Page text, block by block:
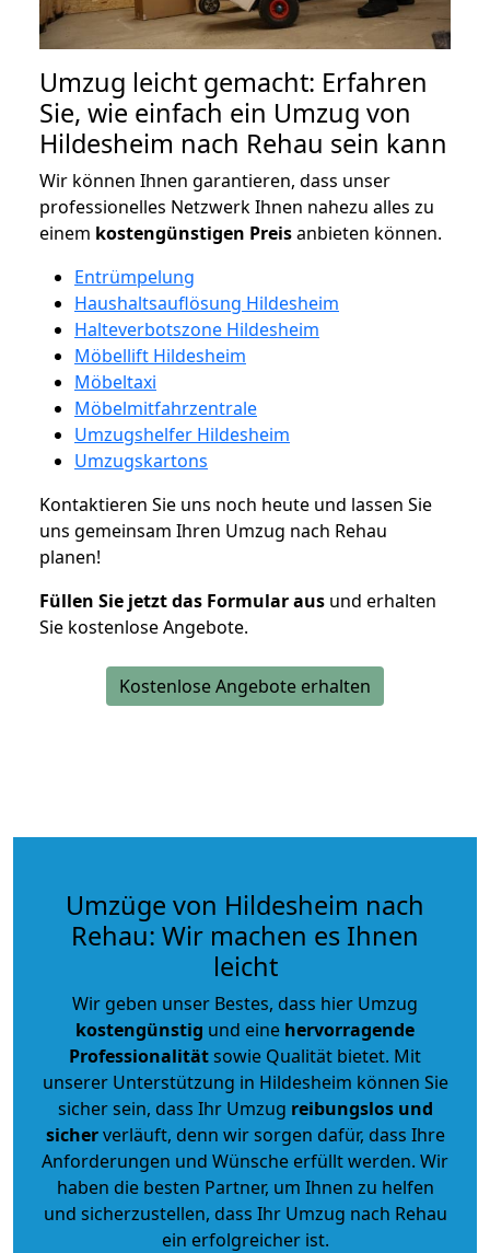
Umzug leicht gemacht: Erfahren
Sie, wie einfach ein Umzug von
Hildesheim nach Rehau sein kann
Wir können Ihnen garantieren, dass unser
professionelles Netzwerk Ihnen nahezu alles zu
einem kostengünstigen Preisanbieten können.
Entrümpelung
Haushaltsauflösung Hildesheim
Halteverbotszone Hildesheim
Möbellift Hildesheim
Möbeltaxi
Möbelmitfahrzentrale
Umzugshelfer Hildesheim
Umzugskartons
Kontaktieren Sie uns noch heute und lassen Sie
uns gemeinsam Ihren Umzug nach Rehau
planen!
Füllen Sie jetzt das Formular aus und erhalten
Sie kostenlose Angebote.
Kostenlose Angebote erhalten
Umzüge von Hildesheim nach
Rehau: Wir machen es Ihnen
leicht
Wir geben unser Bestes, dass hier Umzug
kostengünstig und eine hervorragende
Professionalitätsowie Qualität bietet. Mit
unserer Unterstützung in Hildesheim können Sie
sicher sein, dass Ihr Umzug reibungslos und
sicherverläuft, denn wir sorgen dafür, dass Ihre
Anforderungen und Wünsche erfüllt werden. Wir
haben die besten Partner, um Ihnen zu helfen
und sicherzustellen, dass Ihr Umzug nach Rehau
ein erfolgreicher ist.